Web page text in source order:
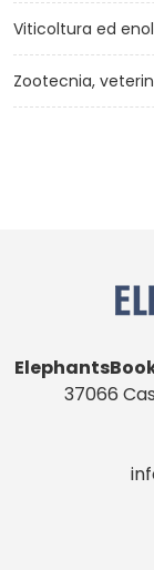
Viticoltura ed
Zootecnia,
37066